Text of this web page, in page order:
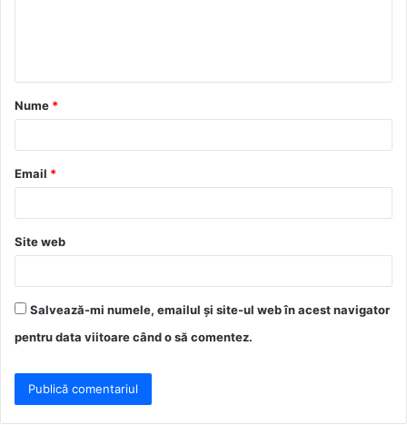
a
r
*
Nume *
Email *
Site web
Salvează-mi numele, emailul și site-ul web în acest navigator
pentru data viitoare când o să comentez.